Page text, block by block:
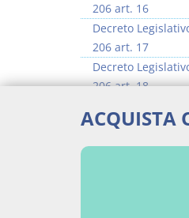
206 art. 16
Decreto
206 art. 17
Decreto
206 art. 18
206 art. 19
Decreto
>> Vai
ACQUISTA